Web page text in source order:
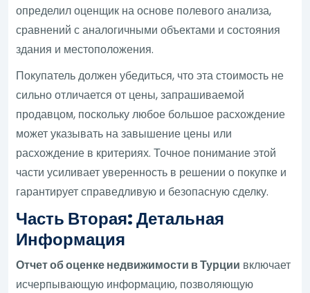
определил оценщик на основе полевого анализа,
сравнений с аналогичными объектами и состояния
здания и местоположения.
Покупатель должен убедиться, что эта стоимость не
сильно отличается от цены, запрашиваемой
продавцом, поскольку любое большое расхождение
может указывать на завышение цены или
расхождение в критериях. Точное понимание этой
части усиливает уверенность в решении о покупке и
гарантирует справедливую и безопасную сделку.
Часть Вторая: Детальная
Информация
Отчет об оценке недвижимости в Турции включает
исчерпывающую информацию, позволяющую